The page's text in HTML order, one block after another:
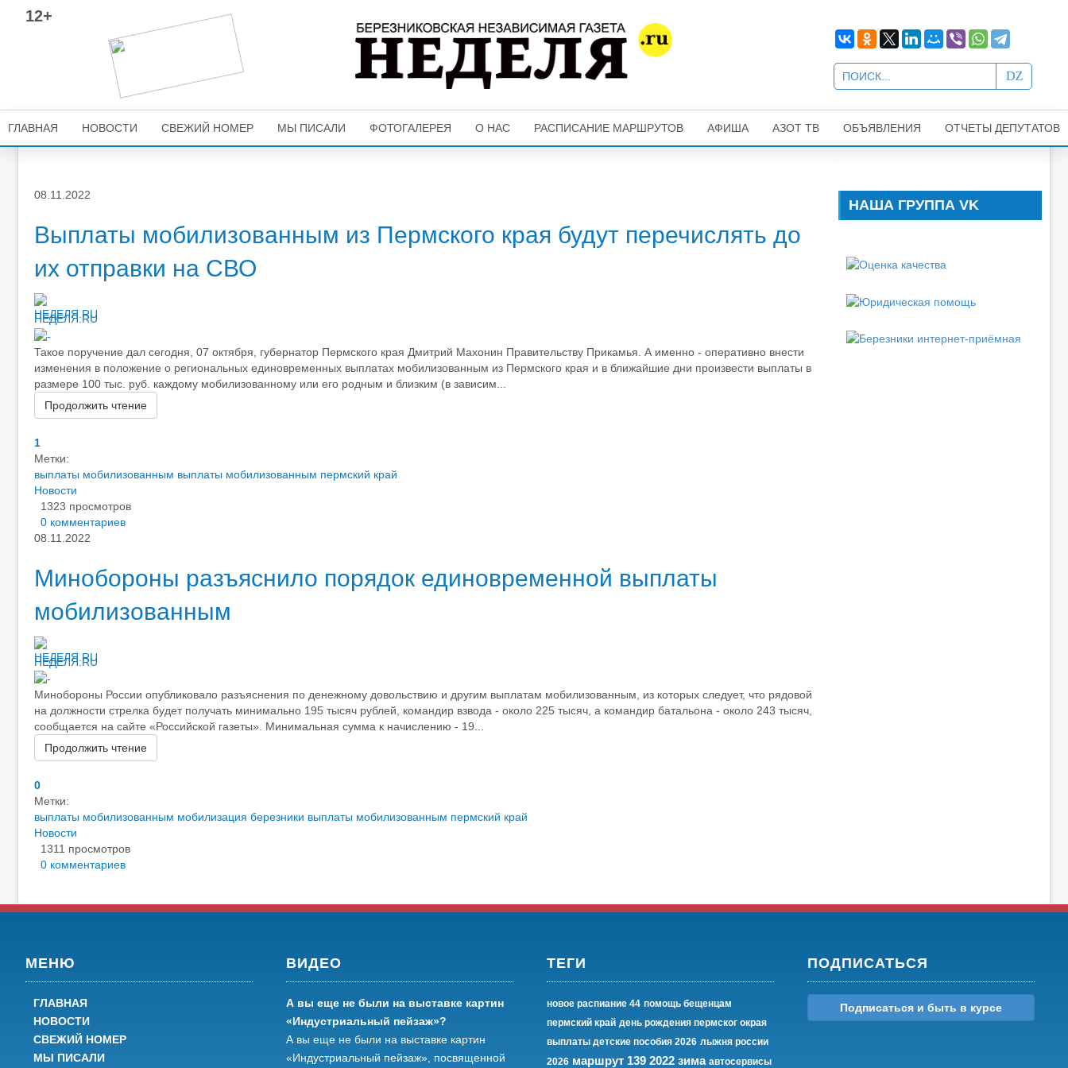
12+
ГЛАВНАЯ НОВОСТИ СВЕЖИЙ НОМЕР МЫ ПИСАЛИ ФОТОГАЛЕРЕЯ О НАС РАСПИСАНИЕ МАРШРУТОВ АФИША АЗОТ ТВ ОБЪЯВЛЕНИЯ ОТЧЕТЫ ДЕПУТАТОВ
08.11.2022
Выплаты мобилизованным из Пермского края будут перечислять до
их отправки на СВО
НЕДЕЛЯ.RU
Такое поручение дал сегодня, 07 октября, губернатор Пермского края Дмитрий Махонин Правительству Прикамья. А именно - оперативно внести
изменения в положение о региональных единовременных выплатах мобилизованным из Пермского края и в ближайшие дни произвести выплаты в
размере 100 тыс. руб. каждому мобилизованному или его родным и близким (в зависим...
Продолжить чтение
1
Метки:
выплаты мобилизованным выплаты мобилизованным пермский край
Новости
1323 просмотров
0 комментариев
08.11.2022
Минобороны разъяснило порядок единовременной выплаты
мобилизованным
НЕДЕЛЯ.RU
Минобороны России опубликовало разъяснения по денежному довольствию и другим выплатам мобилизованным, из которых следует, что рядовой
на должности стрелка будет получать минимально 195 тысяч рублей, командир взвода - около 225 тысяч, а командир батальона - около 243 тысяч,
сообщается на сайте «Российской газеты». Минимальная сумма к начислению - 19...
Продолжить чтение
0
Метки:
выплаты мобилизованным мобилизация березники выплаты мобилизованным пермский край
Новости
1311 просмотров
0 комментариев
НАША ГРУППА VK
МЕНЮ
ГЛАВНАЯ
НОВОСТИ
СВЕЖИЙ НОМЕР
МЫ ПИСАЛИ
ВИДЕО
А вы еще не были на выставке картин
«Индустриальный пейзаж»?
А вы еще не были на выставке картин
«Индустриальный пейзаж», посвященной
ТЕГИ
новое распиание 44 помощь бещенцам
пермский край день рождения пермског окрая
выплаты детские пособия 2026 лыжня россии
2026 маршрут 139 2022 зима автосервисы
ПОДПИСАТЬСЯ
Подписаться и быть в курсе